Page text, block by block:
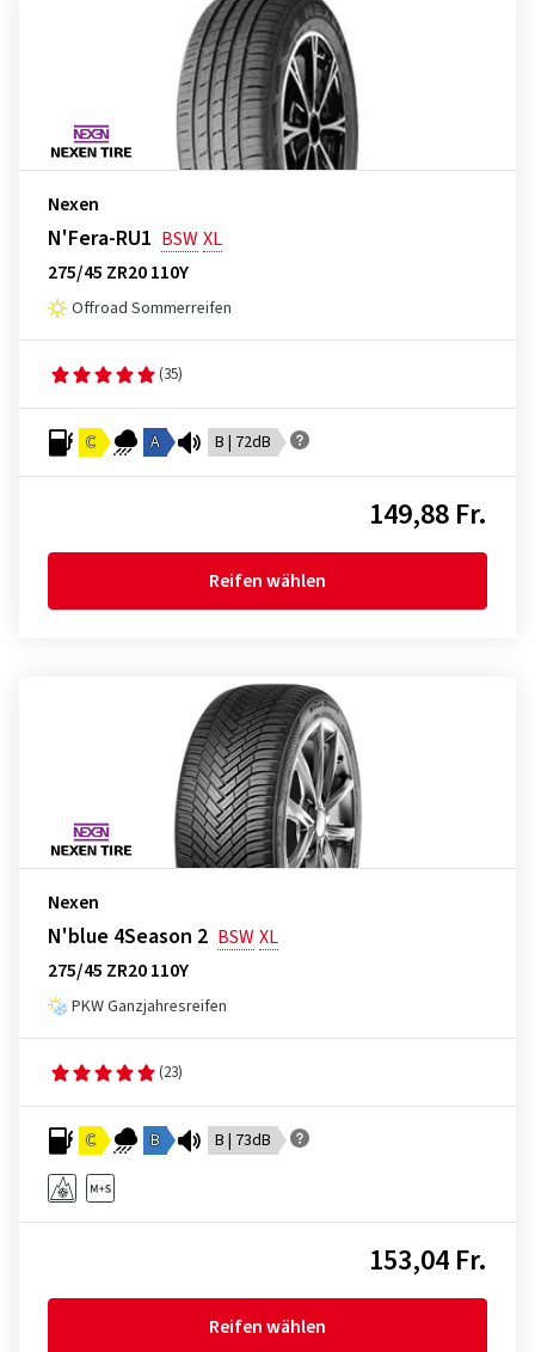
Nexen
N'Fera-RU1 BSWXL
275/45 ZR20 110Y
Offroad Sommerreifen
(35)
C A B | 72dB
149,88 Fr.
Reifen wählen
Nexen
N'blue 4Season 2 BSWXL
275/45 ZR20 110Y
PKW Ganzjahresreifen
(23)
C B B | 73dB
153,04 Fr.
Reifen wählen